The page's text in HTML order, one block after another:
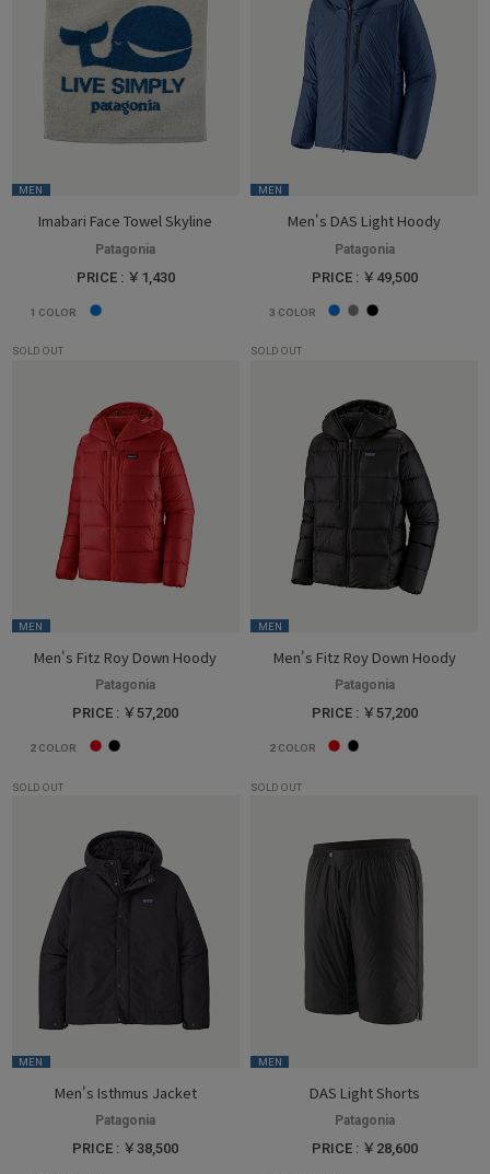
MEN
Imabari Face Towel Skyline
Patagonia
PRICE : ￥1,430
1 COLOR
MEN
Men's DAS Light Hoody
Patagonia
PRICE : ￥49,500
3 COLOR
SOLD OUT
MEN
Men's Fitz Roy Down Hoody
Patagonia
PRICE : ￥57,200
2 COLOR
SOLD OUT
MEN
Men's Fitz Roy Down Hoody
Patagonia
PRICE : ￥57,200
2COLOR
SOLD OUT
MEN
Men's Isthmus Jacket
Patagonia
PRICE : ￥38,500
SOLD OUT
MEN
DAS Light Shorts
Patagonia
PRICE : ￥28,600